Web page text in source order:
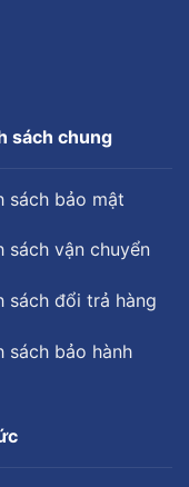
sách chung
sách bảo mật
sách vận chuyển
sách đổi trả hàng
sách bảo hành